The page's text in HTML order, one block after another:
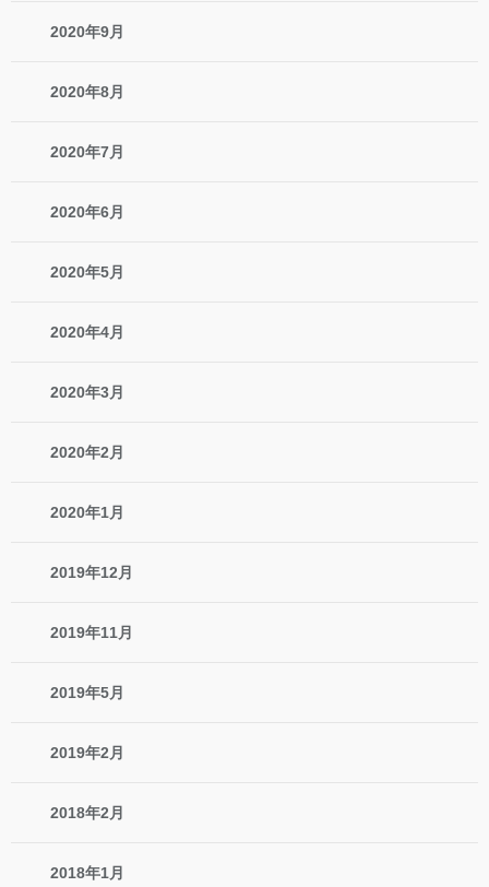
2020年9月
2020年8月
2020年7月
2020年6月
2020年5月
2020年4月
2020年3月
2020年2月
2020年1月
2019年12月
2019年11月
2019年5月
2019年2月
2018年2月
2018年1月